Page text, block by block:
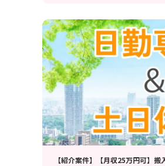
【紹介案件】【月収25万円可】